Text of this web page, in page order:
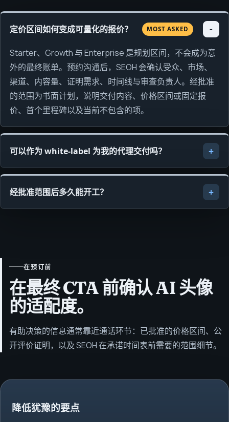
定价区间如何变成可量化的报价？ MOST ASKED
Starter、Growth 与 Enterprise 是规划区间，不会成为意
外的最终账单。预约沟通后，SEOH 会确认受众、市场、
渠道、内容量、证明需求、时间线与审查负责人。经批准
的范围为书面计划，说明交付内容、价格区间或固定报
价、首个里程碑以及当前不包含的项。
可以作为 white-label 为我的代理交付吗？
经批准范围后多久能开工？
在预订前
在最终 CTA 前确认 AI 头像
的适配度。
有助决策的信息通常靠近通话环节：已批准的价格区间、公
开评价证明，以及 SEOH 在承诺时间表前需要的范围细节。
降低犹豫的要点